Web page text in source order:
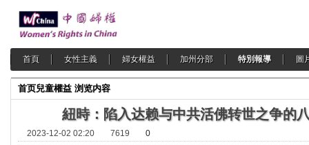
首頁 女性主義 婦女權益 加州分部 特別報導 圖
首页兒童權益 浏览内容
紐時：陷入达赖与中共活佛转世之争的
2023-12-02 02:20 7619 0